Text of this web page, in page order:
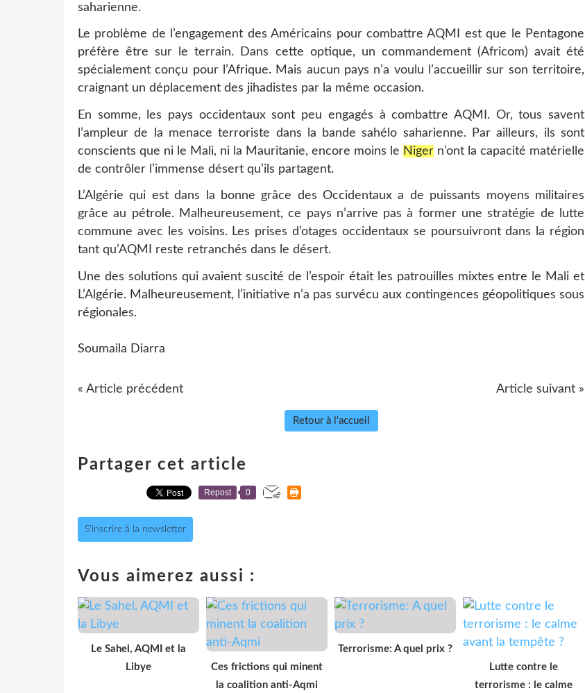
saharienne.
Le problème de l’engagement des Américains pour combattre AQMI est que le Pentagone
préfère être sur le terrain. Dans cette optique, un commandement (Africom) avait été
spécialement conçu pour l’Afrique. Mais aucun pays n’a voulu l’accueillir sur son territoire,
craignant un déplacement des jihadistes par la même occasion.
En somme, les pays occidentaux sont peu engagés à combattre AQMI. Or, tous savent
l’ampleur de la menace terroriste dans la bande sahélo saharienne. Par ailleurs, ils sont
conscients que ni le Mali, ni la Mauritanie, encore moins le Niger n’ont la capacité matérielle
de contrôler l’immense désert qu’ils partagent.
L’Algérie qui est dans la bonne grâce des Occidentaux a de puissants moyens militaires
grâce au pétrole. Malheureusement, ce pays n’arrive pas à former une stratégie de lutte
commune avec les voisins. Les prises d’otages occidentaux se poursuivront dans la région
tant qu’AQMI reste retranchés dans le désert.
Une des solutions qui avaient suscité de l’espoir était les patrouilles mixtes entre le Mali et
L’Algérie. Malheureusement, l’initiative n’a pas survécu aux contingences géopolitiques sous
régionales.
Soumaila Diarra
« Article précédent Article suivant »
Retour à l'accueil
Partager cet article
Repost 0
S'inscrire à la newsletter
Vous aimerez aussi :
Le Sahel, AQMI et la
Libye
Ces frictions qui minent
la coalition anti-Aqmi
Terrorisme: A quel prix ?
Lutte contre le
terrorisme : le calme